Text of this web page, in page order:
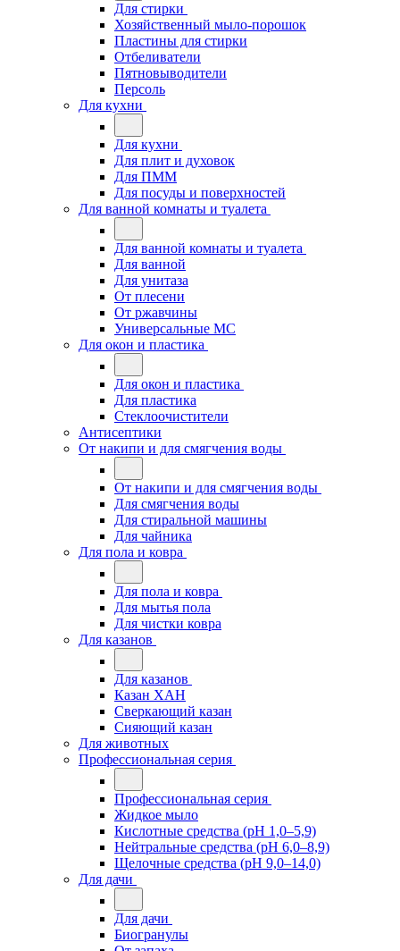
Для стирки
Хозяйственный мыло-порошок
Пластины для стирки
Отбеливатели
Пятновыводители
Персоль
Для кухни
Для кухни
Для плит и духовок
Для ПММ
Для посуды и поверхностей
Для ванной комнаты и туалета
Для ванной комнаты и туалета
Для ванной
Для унитаза
От плесени
От ржавчины
Универсальные МС
Для окон и пластика
Для окон и пластика
Для пластика
Стеклоочистители
Антисептики
От накипи и для смягчения воды
От накипи и для смягчения воды
Для смягчения воды
Для стиральной машины
Для чайника
Для пола и ковра
Для пола и ковра
Для мытья пола
Для чистки ковра
Для казанов
Для казанов
Казан ХАН
Сверкающий казан
Сияющий казан
Для животных
Профессиональная серия
Профессиональная серия
Жидкое мыло
Кислотные средства (pH 1,0–5,9)
Нейтральные средства (pH 6,0–8,9)
Щелочные средства (pH 9,0–14,0)
Для дачи
Для дачи
Биогранулы